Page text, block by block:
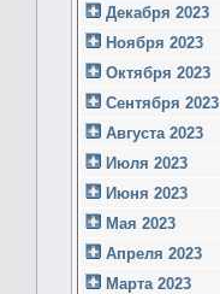
Декабря 2023
Ноября 2023
Октября 2023
Сентября 2023
Августа 2023
Июля 2023
Июня 2023
Мая 2023
Апреля 2023
Марта 2023